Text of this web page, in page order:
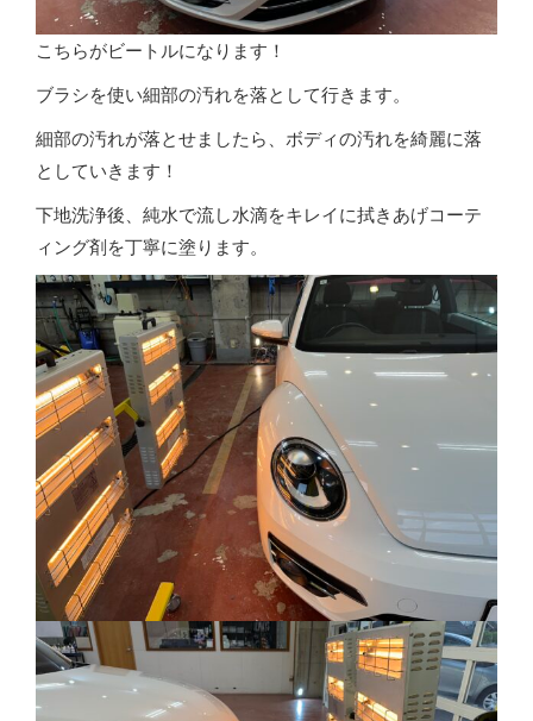
こちらがビートルになります！
ブラシを使い細部の汚れを落として行きます。
細部の汚れが落とせましたら、ボディの汚れを綺麗に落
としていきます！
下地洗浄後、純水で流し水滴をキレイに拭きあげコーテ
ィング剤を丁寧に塗ります。